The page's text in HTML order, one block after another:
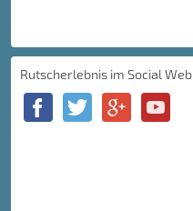
Rutscherlebnis im Social Web